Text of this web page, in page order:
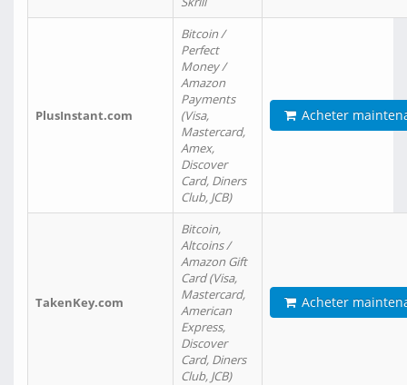
PlusInstant.com
Bitcoin /
Perfect
Money /
Amazon
Payments
(Visa,
Mastercard,
Amex,
Discover
Card, Diners
Club, JCB)
Acheter
TakenKey.com
Bitcoin,
Altcoins /
Amazon Gift
Card (Visa,
Mastercard,
American
Express,
Discover
Card, Diners
Club, JCB)
Acheter